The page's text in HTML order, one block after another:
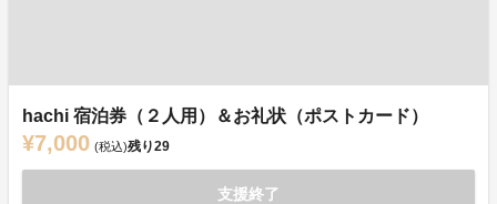
hachi 宿泊券（２人用）＆お礼状（ポストカード）
¥7,000 (税込)残り29
支援終了